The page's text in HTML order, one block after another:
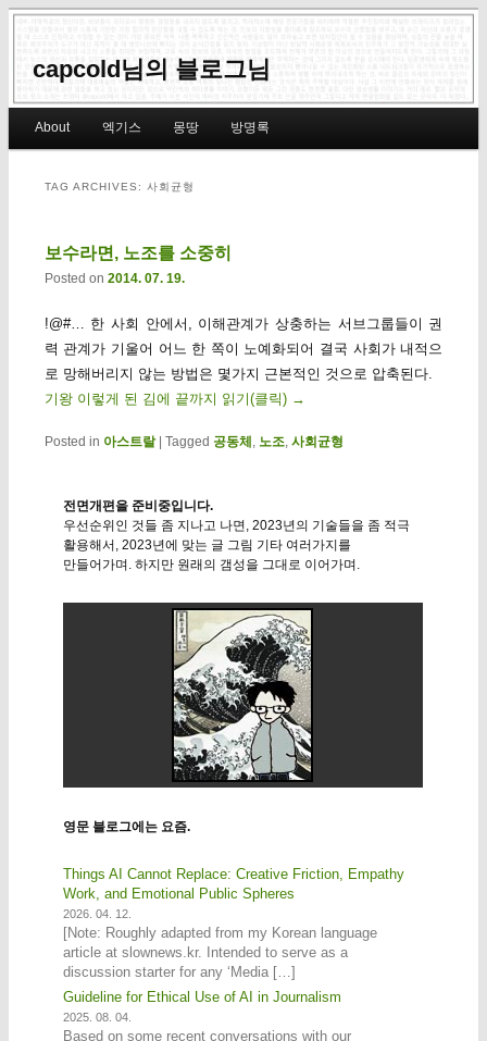
capcold님의 블로그님
Skip to primary content
Skip to secondary content
About 엑기스 몽땅 방명록
TAG ARCHIVES: 사회균형
보수라면, 노조를 소중히
Posted on 2014. 07. 19.
!@#… 한 사회 안에서, 이해관계가 상충하는 서브그룹들이 권
력 관계가 기울어 어느 한 쪽이 노예화되어 결국 사회가 내적으
로 망해버리지 않는 방법은 몇가지 근본적인 것으로 압축된다.
기왕 이렇게 된 김에 끝까지 읽기(클릭) →
Posted in 아스트랄 | Tagged 공동체 노조, 사회균형
전면개편을 준비중입니다.
우선순위인 것들 좀 지나고 나면, 2023년의 기술들을 좀 적극
활용해서, 2023년에 맞는 글 그림 기타 여러가지를
만들어가며. 하지만 원래의 갬성을 그대로 이어가며.
영문 블로그에는 요즘.
Things AI Cannot Replace: Creative Friction, Empathy
Work, and Emotional Public Spheres
2026. 04. 12.
[Note: Roughly adapted from my Korean language
article at slownews.kr. Intended to serve as a
discussion starter for any ‘Media […]
Guideline for Ethical Use of AI in Journalism
2025. 08. 04.
Based on some recent conversations with our